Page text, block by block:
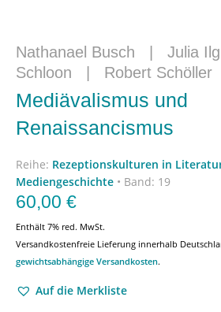
Nathanael Busch Julia
Schloon
Robert Schöller
Mediävalismus und
Renaissancismus
Reihe: Rezeptionskulturen in
Mediengeschichte • Band: 19
60,00 €
Enthält 7% red. MwSt.
Versandkostenfreie Lieferung innerhalb
gewichtsabhängige Versandkosten.
Auf die Merkliste